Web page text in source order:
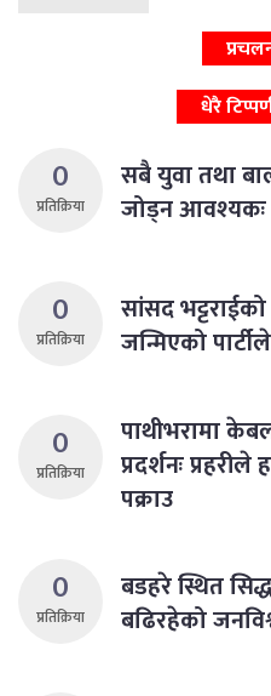
धेरै
0
प्रतिक्रिया
सबै युवा तथा
जोड्न आवश्यकः
0
प्रतिक्रिया
सांसद
जन्मिएको
0
प्रतिक्रिया
पाथीभरामा
प्रदर्शनः
पक्राउ
0
प्रतिक्रिया
बडहरे स्थित
बढिरहेको